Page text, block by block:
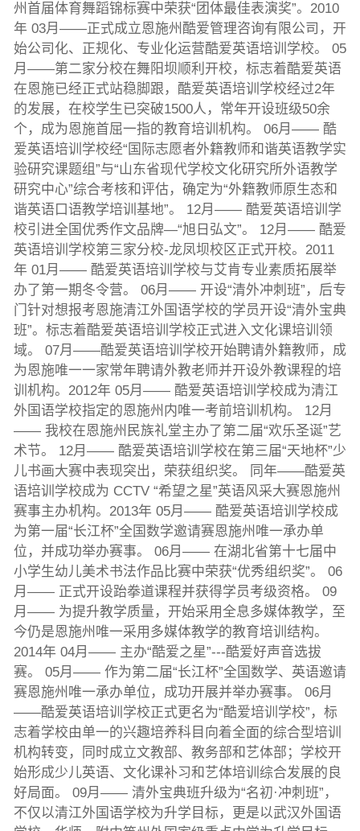
州首届体育舞蹈锦标赛中荣获“团体最佳表演奖”。2010
年 03月——正式成立恩施州酷爱管理咨询有限公司，开
始公司化、正规化、专业化运营酷爱英语培训学校。 05
月——第二家分校在舞阳坝顺利开校，标志着酷爱英语
在恩施已经正式站稳脚跟，酷爱英语培训学校经过2年
的发展，在校学生已突破1500人，常年开设班级50余
个，成为恩施首屈一指的教育培训机构。 06月—— 酷
爱英语培训学校经“国际志愿者外籍教师和谐英语教学实
验研究课题组”与“山东省现代学校文化研究所外语教学
研究中心”综合考核和评估，确定为“外籍教师原生态和
谐英语口语教学培训基地”。 12月—— 酷爱英语培训学
校引进全国优秀作文品牌—“旭日弘文”。 12月—— 酷爱
英语培训学校第三家分校-龙凤坝校区正式开校。2011
年 01月—— 酷爱英语培训学校与艾肯专业素质拓展举
办了第一期冬令营。 06月—— 开设“清外冲刺班”，后专
门针对想报考恩施清江外国语学校的学员开设“清外宝典
班”。标志着酷爱英语培训学校正式进入文化课培训领
域。 07月——酷爱英语培训学校开始聘请外籍教师，成
为恩施唯一一家常年聘请外教老师并开设外教课程的培
训机构。2012年 05月—— 酷爱英语培训学校成为清江
外国语学校指定的恩施州内唯一考前培训机构。 12月
—— 我校在恩施州民族礼堂主办了第二届“欢乐圣诞”艺
术节。 12月—— 酷爱英语培训学校在第三届“天地杯”少
儿书画大赛中表现突出，荣获组织奖。 同年——酷爱英
语培训学校成为 CCTV “希望之星”英语风采大赛恩施州
赛事主办机构。2013年 05月—— 酷爱英语培训学校成
为第一届“长江杯”全国数学邀请赛恩施州唯一承办单
位，并成功举办赛事。 06月—— 在湖北省第十七届中
小学生幼儿美术书法作品比赛中荣获“优秀组织奖”。 06
月—— 正式开设跆拳道课程并获得学员考级资格。 09
月—— 为提升教学质量，开始采用全息多媒体教学，至
今仍是恩施州唯一采用多媒体教学的教育培训结构。
2014年 04月—— 主办“酷爱之星”---酷爱好声音选拔
赛。 05月—— 作为第二届“长江杯”全国数学、英语邀请
赛恩施州唯一承办单位，成功开展并举办赛事。 06月
——酷爱英语培训学校正式更名为“酷爱培训学校”，标
志着学校由单一的兴趣培养科目向着全面的综合型培训
机构转变，同时成立文教部、教务部和艺体部；学校开
始形成少儿英语、文化课补习和艺体培训综合发展的良
好局面。 09月—— 清外宝典班升级为“名初·冲刺班”，
不仅以清江外国语学校为升学目标，更是以武汉外国语